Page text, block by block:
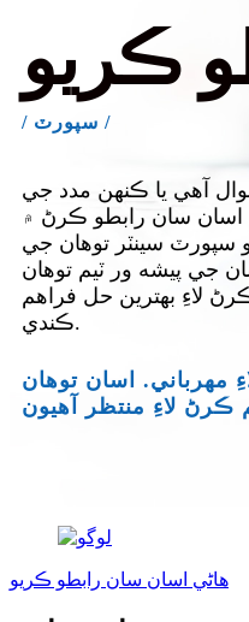
ڪريو
/ سپورٽ /
آهي يا ڪنهن مدد جي
سان رابطو ڪرڻ ۾
سينٽر توهان جي
آهي. اسان جي پيشه ور ٽيم توهان
لاءِ بهترين حل فراهم
ڪندي.
مهرباني. اسان توهان
هاڻي اسان سان رابطو ڪريو